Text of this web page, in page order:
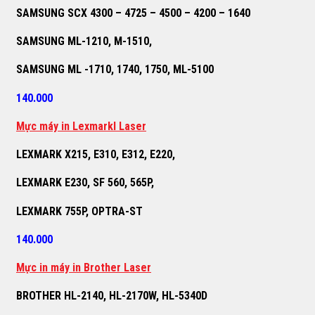
SAMSUNG SCX 4300 – 4725 – 4500 – 4200 – 1640
SAMSUNG ML-1210, M-1510,
SAMSUNG ML -1710, 1740, 1750, ML-5100
140.000
Mực máy in Lexmarkl Laser
LEXMARK X215, E310, E312, E220,
LEXMARK E230, SF 560, 565P,
LEXMARK 755P, OPTRA-ST
140.000
Mực in máy in Brother Laser
BROTHER HL-2140, HL-2170W, HL-5340D